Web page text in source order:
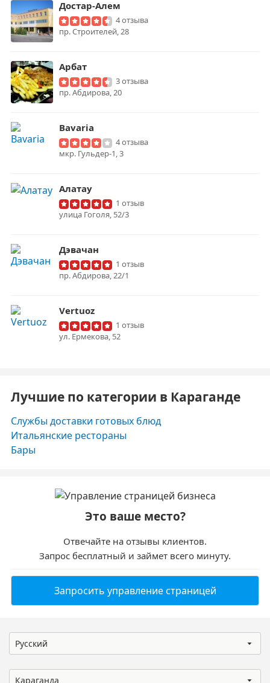
Достар-Алем
4 отзыва
пр. Строителей, 28
Арбат
3 отзыва
пр. Абдирова, 20
Bavaria
4 отзыва
мкр. Гульдер-1, 3
Алатау
1 отзыв
улица Гоголя, 52/3
Дэвачан
1 отзыв
пр. Абдирова, 22/1
Vertuoz
1 отзыв
ул. Ермекова, 52
Лучшие по категории в Караганде
Службы доставки готовых блюд
Итальянские рестораны
Бары
Это ваше место?
Отвечайте на отзывы клиентов.
Запрос бесплатный и займет всего минуту.
Запросить управление страницей
Русский
Караганда